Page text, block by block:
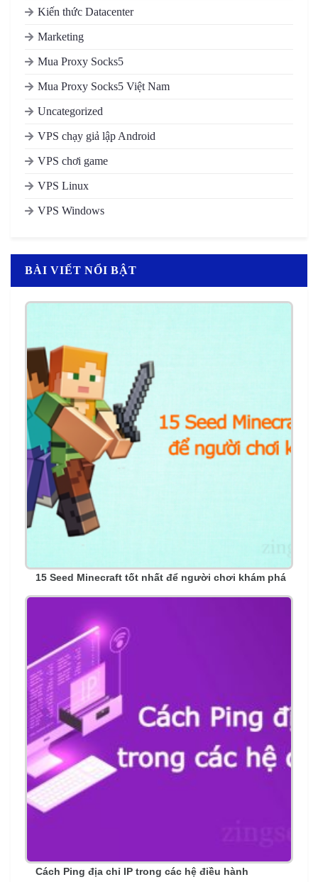
Kiến thức Datacenter
Marketing
Mua Proxy Socks5
Mua Proxy Socks5 Việt Nam
Uncategorized
VPS chạy giả lập Android
VPS chơi game
VPS Linux
VPS Windows
BÀI VIẾT NỔI BẬT
15 Seed Minecraft tốt nhất để người chơi khám phá
Cách Ping địa chỉ IP trong các hệ điều hành